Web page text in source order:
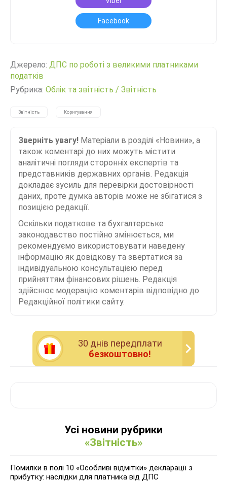
Facebook
Джерело: ДПС по роботі з великими платниками
податків
Рубрика: Облік та звітність / Звітність
Звітність Коригування
Зверніть увагу! Матеріали в розділі «Новини», а
також коментарі до них можуть містити
аналітичні погляди сторонніх експертів та
представників державних органів. Редакція
докладає зусиль для перевірки достовірності
даних, проте думка авторів може не збігатися з
позицією редакції.
Оскільки податкове та бухгалтерське
законодавство постійно змінюється, ми
рекомендуємо використовувати наведену
інформацію як довідкову та звертатися за
індивідуальною консультацією перед
прийняттям фінансових рішень. Редакція
здійснює модерацію коментарів відповідно до
Редакційної політики сайту.
30 днiв передплати
безкоштовно!
Усі новини рубрики
«Звітність»
Помилки в полі 10 «Особливі відмітки» декларації з
прибутку: наслідки для платника від ДПС